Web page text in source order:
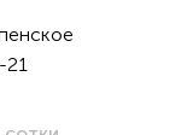
21